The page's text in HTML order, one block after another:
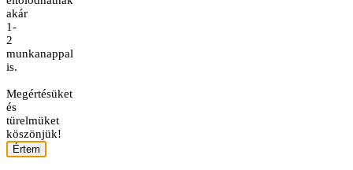
akár
1-
2
munkanappal
is.
Megértésüket
és
türelmüket
köszönjük!
Értem